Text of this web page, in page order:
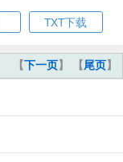
TXT下载
【下一页】 【尾页】